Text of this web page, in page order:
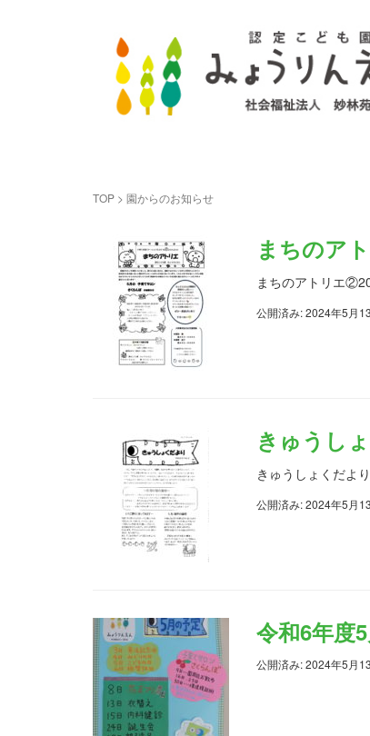
TOP > 園からのお知らせ
まちのア
まちのアトリエ
公開済み: 2024年5月
きゅうし
きゅうしょくだよ
公開済み: 2024年5月
令和6年度
公開済み: 2024年5月